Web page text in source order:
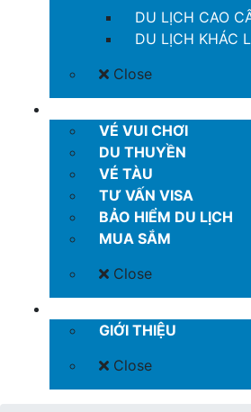
DU LỊCH CAO
DU LỊCH KHÁC
Close
VÉ VUI CHƠI
DU THUYỀN
VÉ TÀU
TƯ VẤN VISA
BẢO HIỂM DU LỊCH
MUA SẮM
Close
GIỚI THIỆU
Close